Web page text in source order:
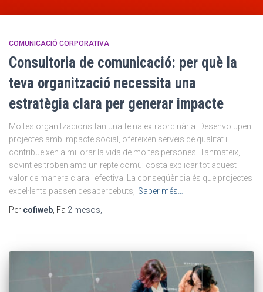
COMUNICACIÓ CORPORATIVA
Consultoria de comunicació: per què la
teva organització necessita una
estratègia clara per generar impacte
Moltes organitzacions fan una feina extraordinària. Desenvolupen
projectes amb impacte social, ofereixen serveis de qualitat i
contribueixen a millorar la vida de moltes persones. Tanmateix,
sovint es troben amb un repte comú: costa explicar tot aquest
valor de manera clara i efectiva. La conseqüència és que projectes
excel·lents passen desapercebuts,
Saber més…
Per cofiweb , Fa 2 mesos